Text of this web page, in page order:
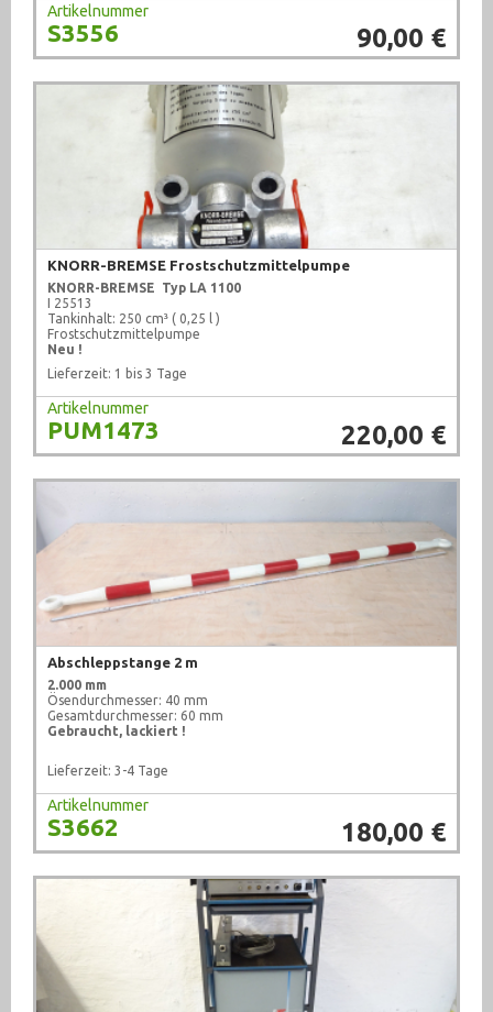
Artikelnummer
S3556 90,00 €
KNORR-BREMSE Frostschutzmittelpumpe
KNORR-BREMSE
Typ LA 1100
I 25513
Tankinhalt: 250 cm³ ( 0,25 l )
Frostschutzmittelpumpe
Neu !
Lieferzeit: 1 bis 3 Tage
Artikelnummer
PUM1473 220,00 €
Abschleppstange 2 m
2.000 mm
Ösendurchmesser: 40 mm
Gesamtdurchmesser: 60 mm
Gebraucht, lackiert !
Lieferzeit: 3-4 Tage
Artikelnummer
S3662 180,00 €